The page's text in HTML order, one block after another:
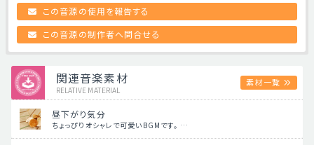
この音源の使用を報告する
この音源の制作者へ問合せる
関連音楽素材
RELATIVE MATERIAL
素材一覧
昼下がり気分
ちょっぴりオシャレで可愛いBGMです。 …